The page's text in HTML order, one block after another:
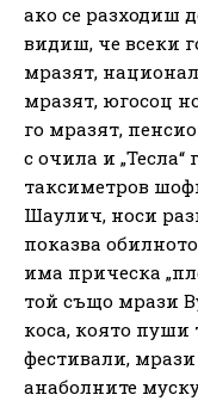
ако се разходиш
видиш, че всеки
мразят,
мразят, югосоц
го мразят,
с очила и
таксиметров
Шаулич, носи
показва
има прическа
той също мрази
коса, която пуши
фестивали,
анаболните